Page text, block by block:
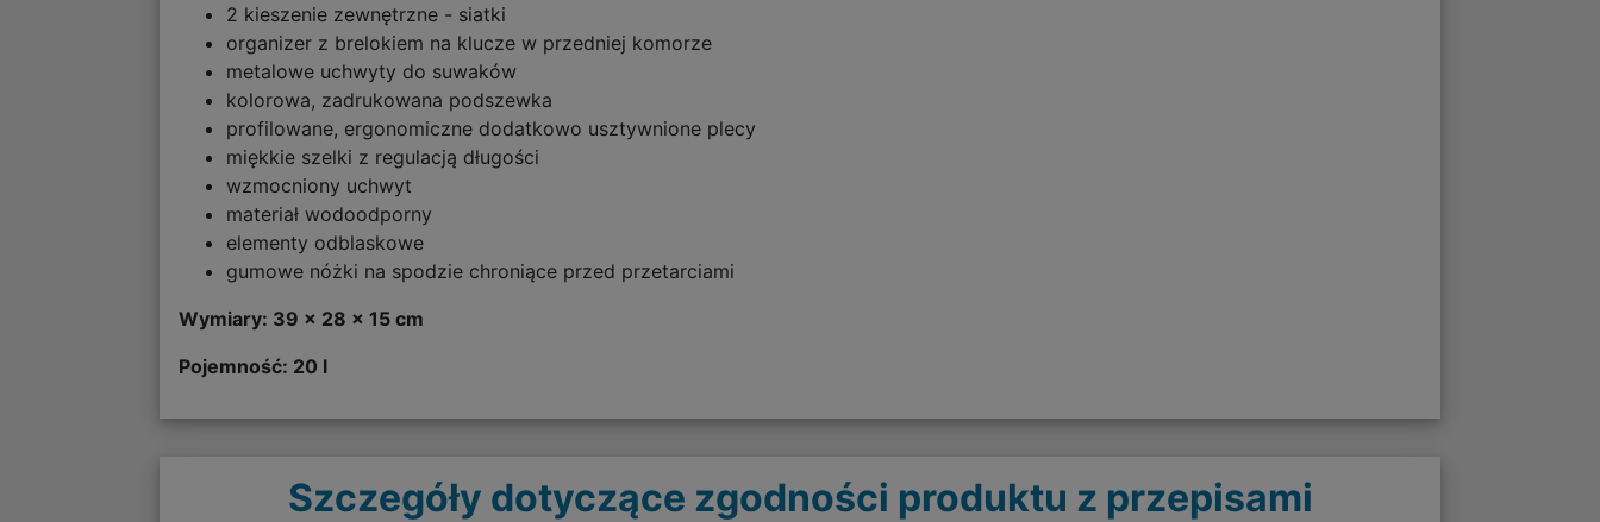
2 kieszenie zewnętrzne - siatki
organizer z brelokiem na klucze w przedniej komorze
metalowe uchwyty do suwaków
kolorowa, zadrukowana podszewka
profilowane, ergonomiczne dodatkowo usztywnione plecy
miękkie szelki z regulacją długości
wzmocniony uchwyt
materiał wodoodporny
elementy odblaskowe
gumowe nóżki na spodzie chroniące przed przetarciami
Wymiary: 39 x 28 x 15 cm
Pojemność: 20 l
Szczegóły dotyczące zgodności produktu z przepisami